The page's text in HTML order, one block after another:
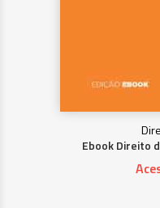
Ebook Direito